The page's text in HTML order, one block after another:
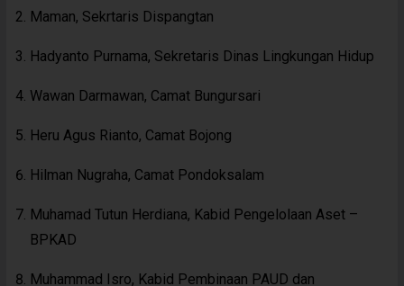
Maman, Sekrtaris Dispangtan
Hadyanto Purnama, Sekretaris Dinas Lingkungan Hidup
Wawan Darmawan, Camat Bungursari
Heru Agus Rianto, Camat Bojong
Hilman Nugraha, Camat Pondoksalam
Muhamad Tutun Herdiana, Kabid Pengelolaan Aset –
BPKAD
Muhammad Isro, Kabid Pembinaan PAUD dan